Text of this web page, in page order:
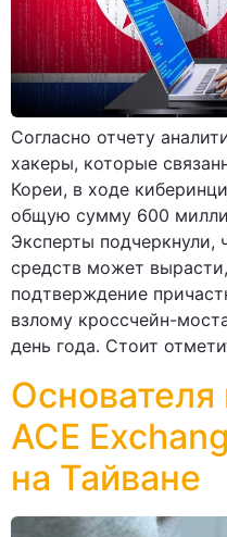
Согласно отчету
хакеры, которые
Кореи, в ходе
общую сумму 600
Эксперты подчеркнули,
средств может
подтверждение
взлому кроссчейн-
день года. Стоит
ACE
на Тайване